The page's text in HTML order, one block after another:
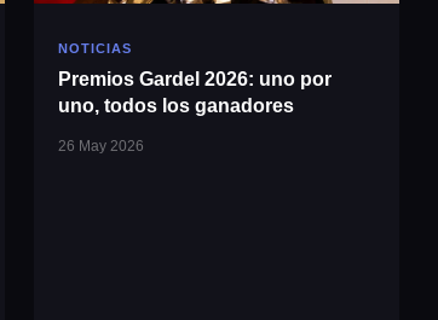
NOTICIAS
Premios Gardel 2026: uno por
uno, todos los ganadores
26 May 2026